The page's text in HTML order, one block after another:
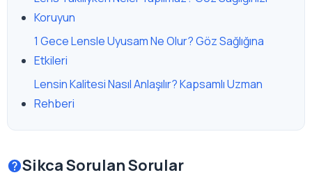
Koruyun
1 Gece Lensle Uyusam Ne Olur? Göz Sağlığına
Etkileri
Lensin Kalitesi Nasıl Anlaşılır? Kapsamlı Uzman
Rehberi
Sikca Sorulan Sorular